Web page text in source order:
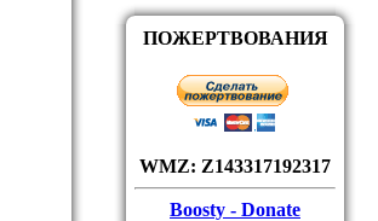
ПОЖЕРТВОВАНИЯ
WMZ: Z143317192317
Boosty - Donate